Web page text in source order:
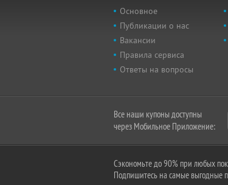
Основное
Публикации о нас
Вакансии
Правила сервиса
Ответы на вопросы
Все наши купоны доступны
через Мобильное Приложение:
Сэкономьте до 90% при любых
Подпишитесь на самые выгодные